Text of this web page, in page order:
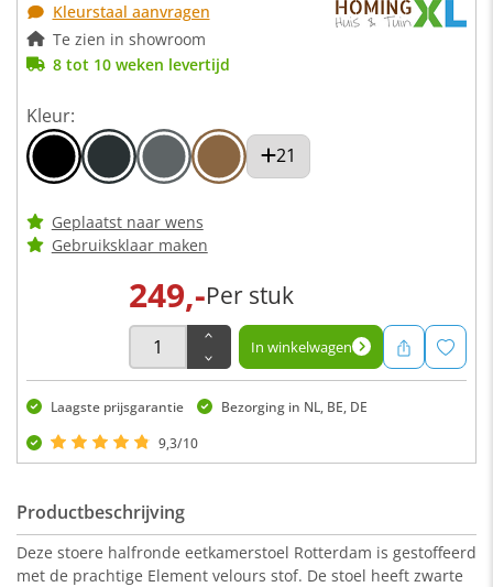
Kleurstaal aanvragen
Te zien in showroom
8 tot 10 weken levertijd
Kleur:
21
Geplaatst naar wens
Gebruiksklaar maken
249,-Per stuk
In winkelwagen
Laagste prijsgarantie
Bezorging in NL, BE, DE
9,3/10
Productbeschrijving
Deze stoere halfronde eetkamerstoel Rotterdam is gestoffeerd
met de prachtige Element velours stof. De stoel heeft zwarte